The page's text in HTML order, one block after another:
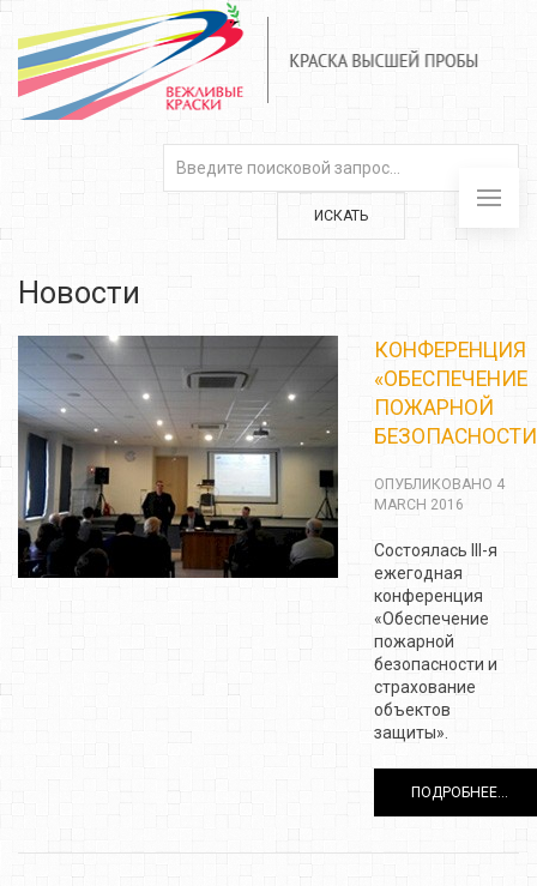
ИСКАТЬ
Новости
КОНФЕРЕНЦИЯ
«ОБЕСПЕЧЕНИЕ
ПОЖАРНОЙ
ОПУБЛИКОВАНО 4
MARCH 2016
Состоялась III-я
ежегодная
конференция
«Обеспечение
пожарной
безопасности и
страхование
объектов
защиты».
ПОДРОБНЕЕ...